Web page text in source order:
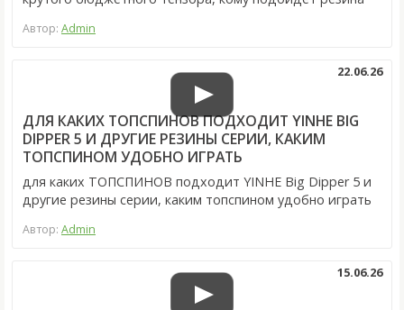
Автор: Admin
ДЛЯ КАКИХ ТОПСПИНОВ ПОДХОДИТ YINHE BIG
DIPPER 5 И ДРУГИЕ РЕЗИНЫ СЕРИИ, КАКИМ
ТОПСПИНОМ УДОБНО ИГРАТЬ
22.06.26
для каких ТОПСПИНОВ подходит YINHE Big Dipper 5 и
другие резины серии, каким топспином удобно играть
Автор: Admin
15.06.26